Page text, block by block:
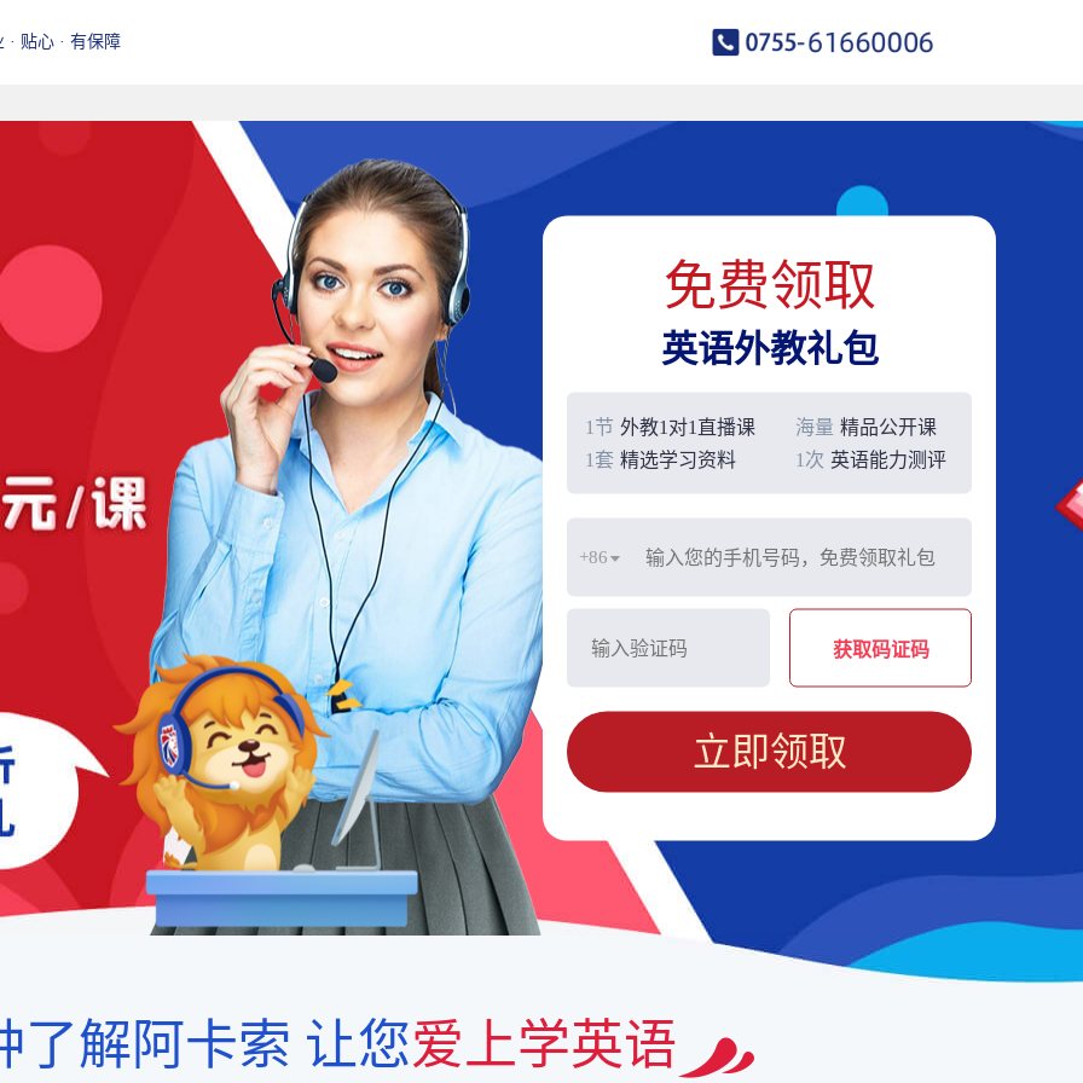
· 贴心 · 有保障
免费领取
英语外教礼包
1节 外教1对1直播课 海量 精品公开课
1套 精选学习资料 1次 英语能力测评
+86
获取码证码
立即领取
了解阿卡索 让您爱上学英语